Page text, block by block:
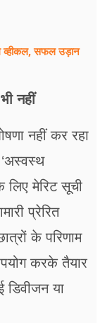
व्हीकल, सफल उड़ान
नहीं
नहीं कर रहा
लिए मेरिट सूची
प्रेरित
के परिणाम
करके तैयार
डिवीजन या